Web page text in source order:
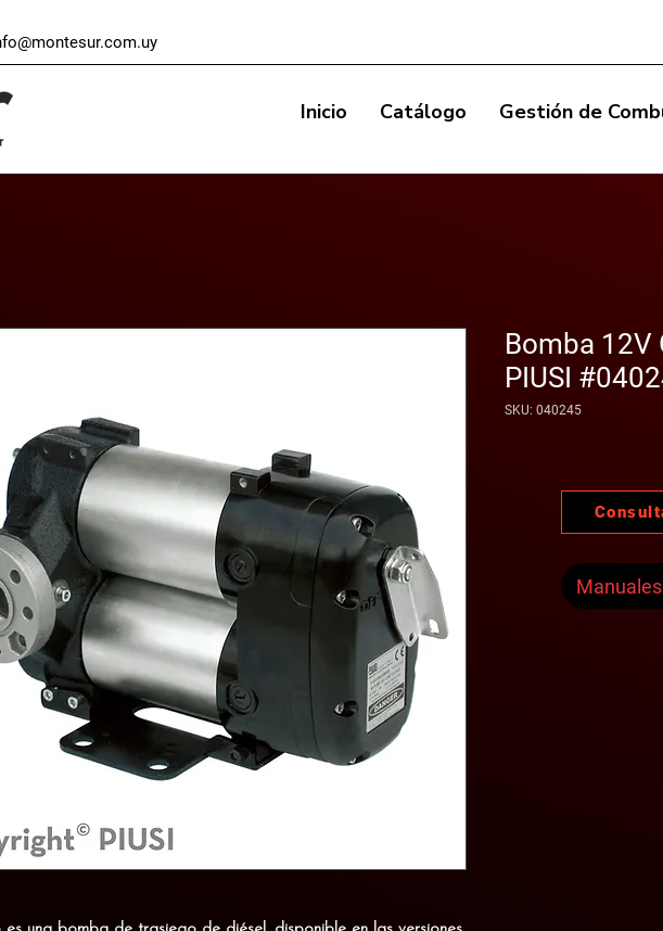
Inicio Catálogo Gestión de
Bomba 12V
PIUSI
SKU: 040245
Manuales